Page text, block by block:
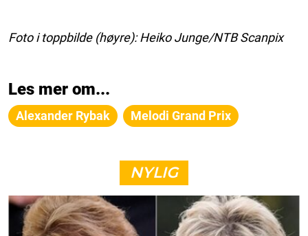
Foto i toppbilde (høyre): Heiko Junge/NTB Scanpix
Les mer om...
Alexander Rybak Melodi Grand Prix
NYLIG